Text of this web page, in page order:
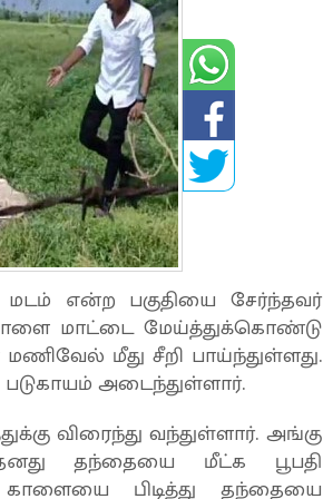
என்ற பகுதியை சேர்ந்தவர்
மாட்டை மேய்த்துக்கொண்டு
மீது சீறி பாய்ந்துள்ளது.
அடைந்துள்ளார்.
விரைந்து வந்துள்ளார். அங்கு
தனது தந்தையை மீட்க பூபதி
காளையை பிடித்து தந்தையை